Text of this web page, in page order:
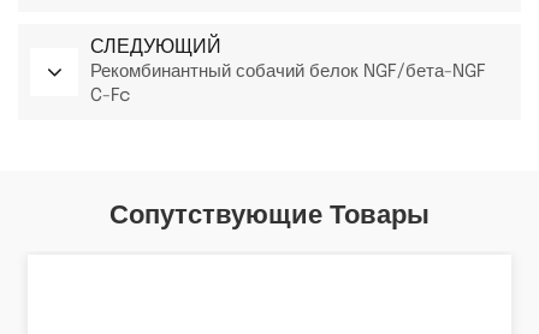
СЛЕДУЮЩИЙ
Рекомбинантный собачий белок NGF/бета-NGF
C-Fc
Сопутствующие Товары